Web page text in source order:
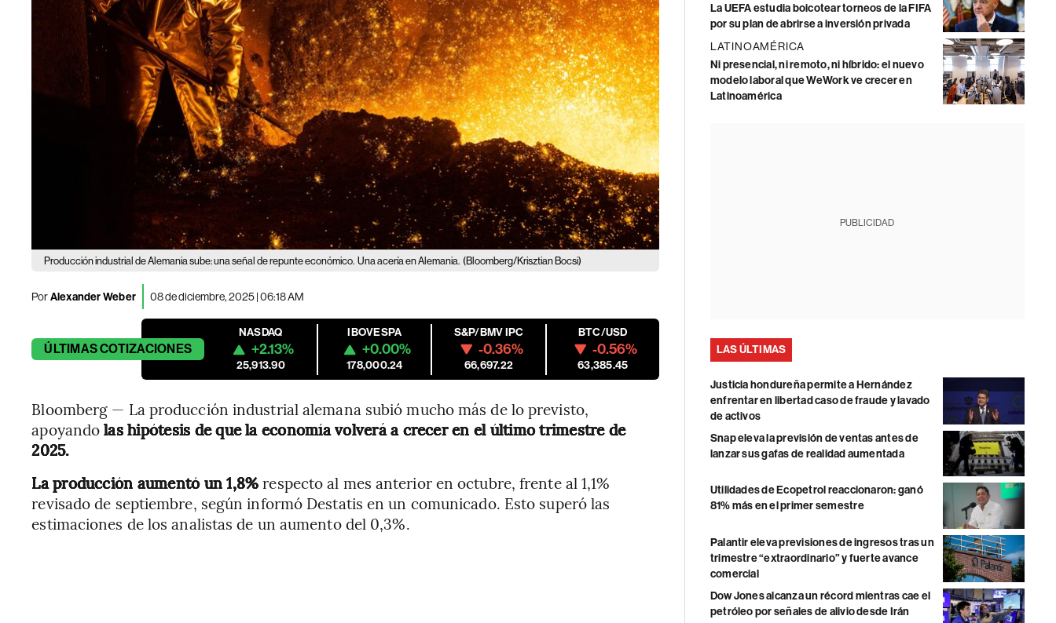
Producción industrial de Alemania sube: una señal de repunte económico. Una acería en Alemania. (Bloomberg/Krisztian Bocsi)
PorAlexander Weber 08 de diciembre, 2025 | 06:18 AM
ÚLTIMASCOTIZACIONES
NASDAQ
+2.13%
25,913.90
IBOVESPA
+0.00%
178,000.24
S&P/BMV IPC
-0.36%
66,697.22
BTC/USD
-0.56%
63,385.45
Bloomberg — La producción industrial alemana subió mucho más de lo previsto,
apoyandolas hipótesis de que la economía volverá a crecer en el último trimestre de
2025.
La producción aumentó un 1,8%respecto al mes anterior en octubre, frente al 1,1%
revisado de septiembre, según informó Destatis en un comunicado. Esto superó las
estimaciones de los analistas de un aumento del 0,3%.
La UEFA estudia boicotear torneos de la FIFA
por su plan de abrirse a inversión privada
LATINOAMÉRICA
Ni presencial, ni remoto, ni híbrido: el nuevo
modelo laboral que WeWork ve crecer en
Latinoamérica
PUBLICIDAD
LAS ÚLTIMAS
Justicia hondureña permite a Hernández
enfrentar en libertad caso de fraude y lavado
de activos
Snap eleva la previsión de ventas antes de
lanzar sus gafas de realidad aumentada
Utilidades de Ecopetrol reaccionaron: ganó
81% más en el primer semestre
Palantir eleva previsiones de ingresos tras un
trimestre “extraordinario” y fuerte avance
comercial
Dow Jones alcanza un récord mientras cae el
petróleo por señales de alivio desde Irán